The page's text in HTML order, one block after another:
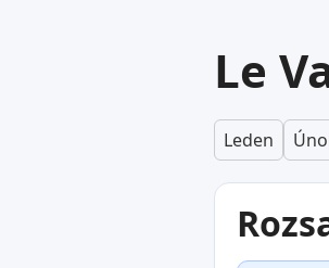
Le
Leden